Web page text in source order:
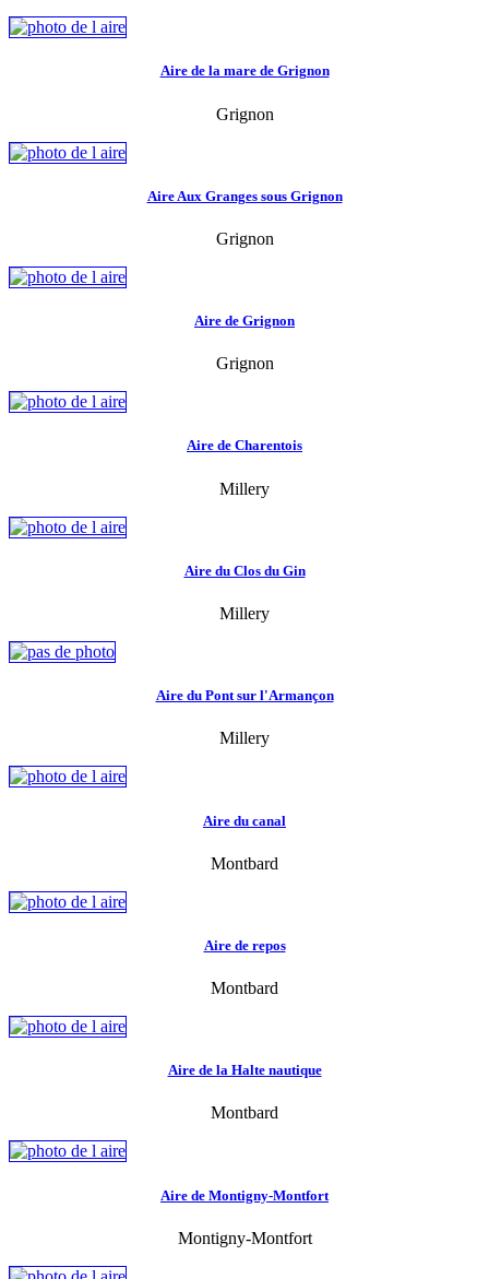
Aire de la mare de Grignon
Grignon
Aire Aux Granges sous Grignon
Grignon
Aire de Grignon
Grignon
Aire de Charentois
Millery
Aire du Clos du Gin
Millery
Aire du Pont sur l'Armançon
Millery
Aire du canal
Montbard
Aire de repos
Montbard
Aire de la Halte nautique
Montbard
Aire de Montigny-Montfort
Montigny-Montfort